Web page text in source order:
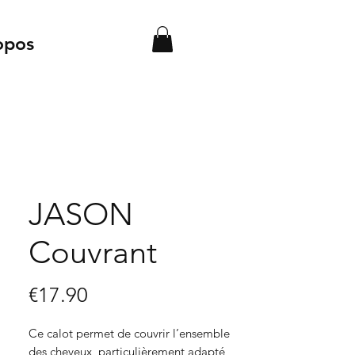
JASON
Couvrant
€17.90
Ce calot permet de couvrir l’ensemble
des cheveux, particulièrement adapté